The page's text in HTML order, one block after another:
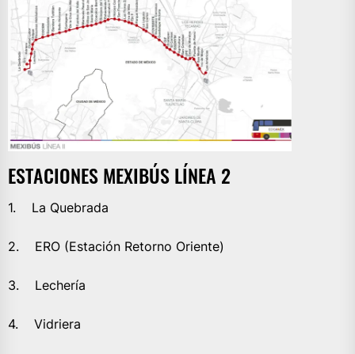
ESTACIONES MEXIBÚS LÍNEA 2
1. La Quebrada
2. ERO (Estación Retorno Oriente)
3. Lechería
4. Vidriera